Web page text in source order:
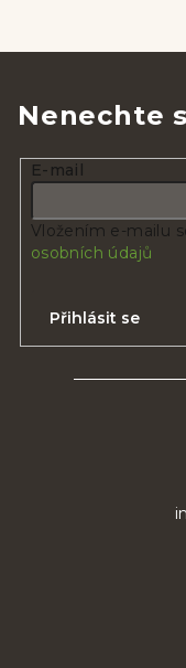
Nenechte
E-mail
Vložením e-mailu
osobních údajů
Přihlásit se